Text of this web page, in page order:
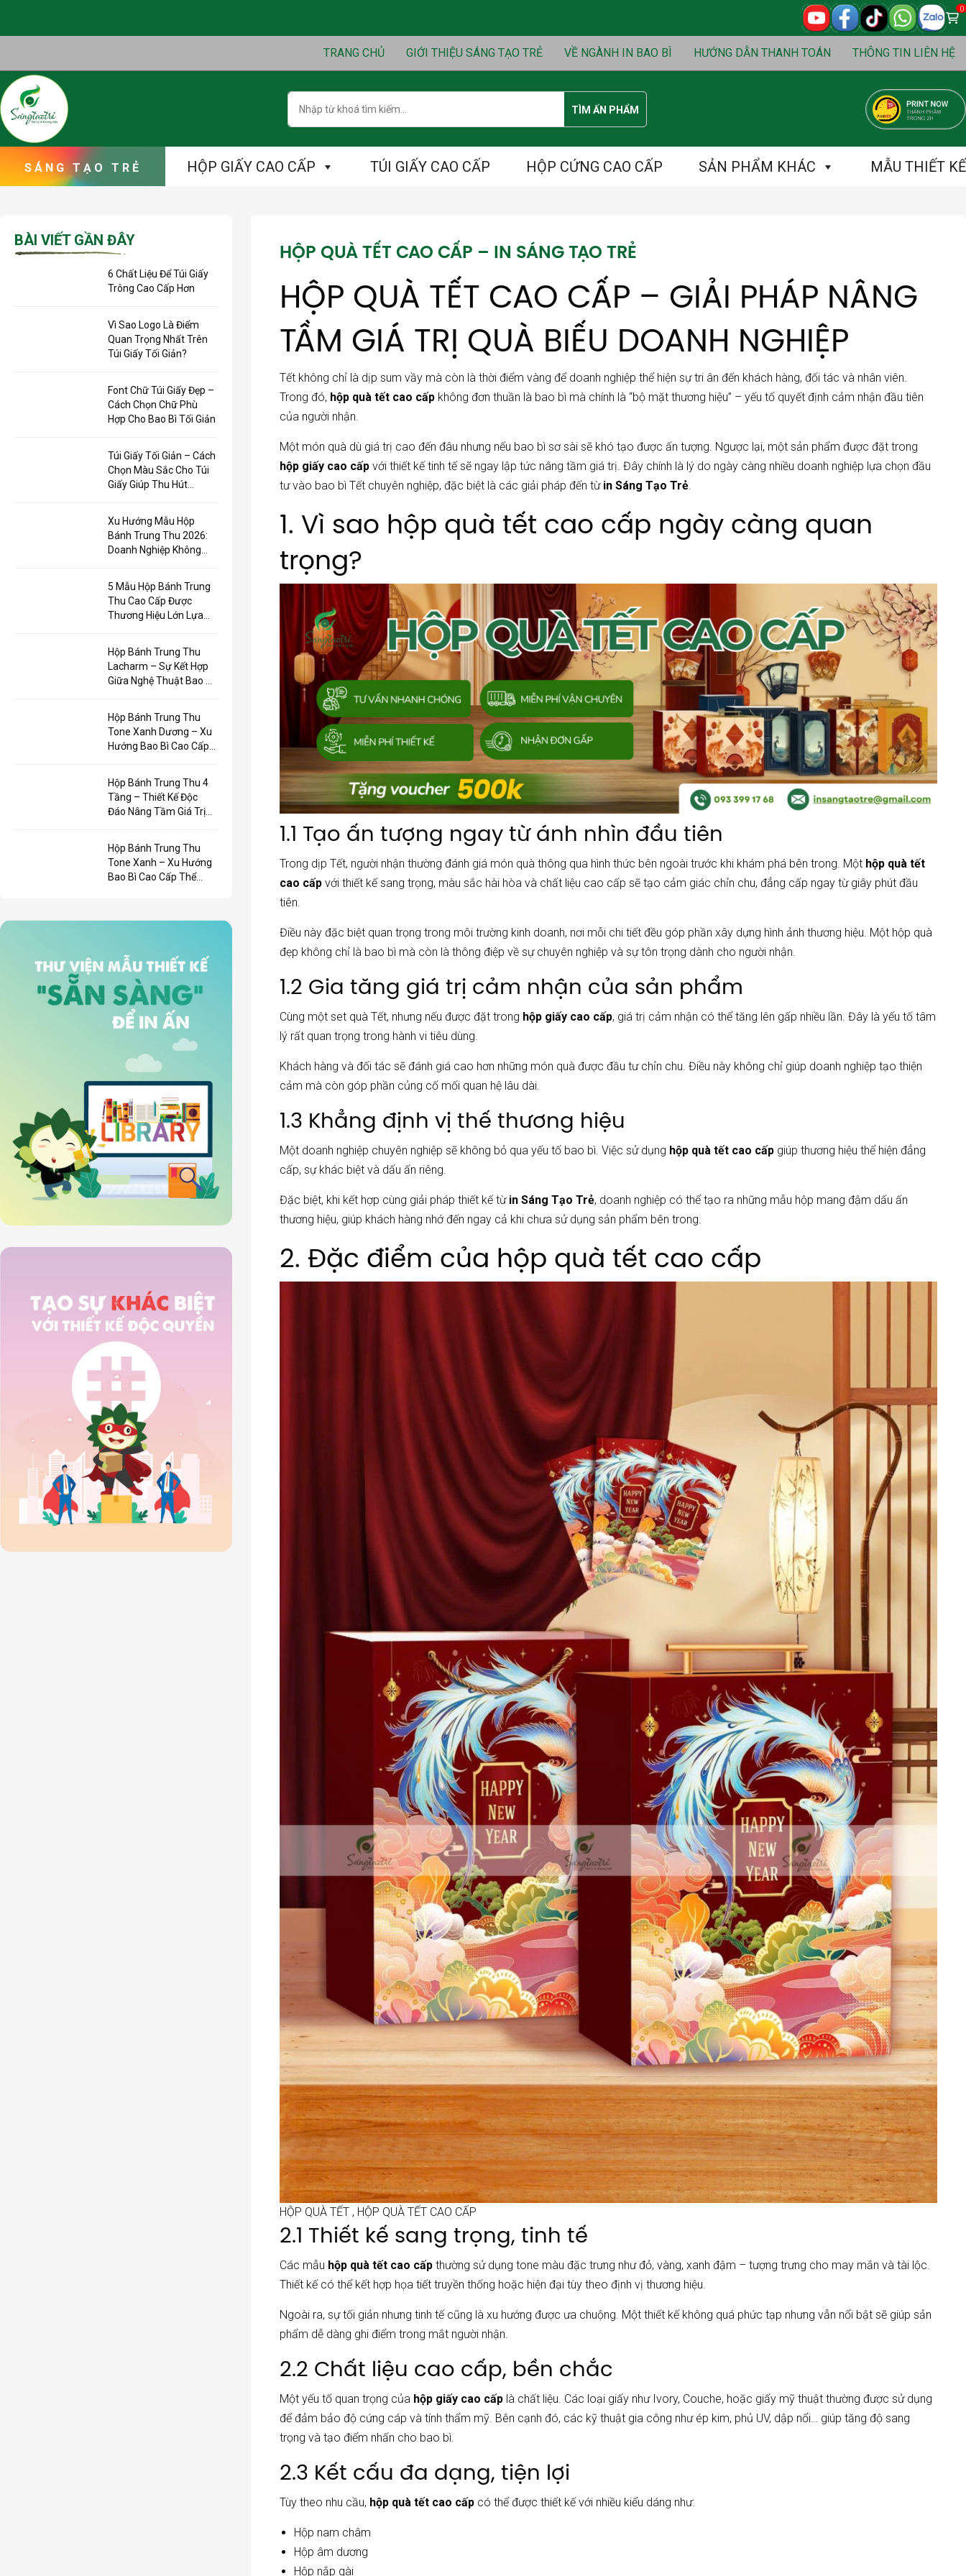
Cart
0₫
0
TRANG CHỦ GIỚI THIỆU SÁNG TẠO TRẺ VỀ NGÀNH IN BAO BÌ HƯỚNG DẪN THANH TOÁN THÔNG TIN LIÊN HỆ
TÌM ẤN PHẨM
HỘP GIẤY CAO CẤP TÚI GIẤY CAO CẤP HỘP CỨNG CAO CẤP SẢN PHẨM KHÁC MẪU THIẾT KẾ
HỘP QUÀ TẾT CAO CẤP – IN SÁNG TẠO TRẺ
HỘP QUÀ TẾT CAO CẤP – GIẢI PHÁP NÂNG
TẦM GIÁ TRỊ QUÀ BIẾU DOANH NGHIỆP
Tết không chỉ là dịp sum vầy mà còn là thời điểm vàng để doanh nghiệp thể hiện sự tri ân đến khách hàng, đối tác và nhân viên.
Trong đó, hộp quà tết cao cấp không đơn thuần là bao bì mà chính là “bộ mặt thương hiệu” – yếu tố quyết định cảm nhận đầu tiên
của người nhận.
Một món quà dù giá trị cao đến đâu nhưng nếu bao bì sơ sài sẽ khó tạo được ấn tượng. Ngược lại, một sản phẩm được đặt trong
hộp giấy cao cấp với thiết kế tinh tế sẽ ngay lập tức nâng tầm giá trị. Đây chính là lý do ngày càng nhiều doanh nghiệp lựa chọn đầu
tư vào bao bì Tết chuyên nghiệp, đặc biệt là các giải pháp đến từ in Sáng Tạo Trẻ.
1. Vì sao hộp quà tết cao cấp ngày càng quan
trọng?
1.1 Tạo ấn tượng ngay từ ánh nhìn đầu tiên
Trong dịp Tết, người nhận thường đánh giá món quà thông qua hình thức bên ngoài trước khi khám phá bên trong. Một hộp quà tết
cao cấp với thiết kế sang trọng, màu sắc hài hòa và chất liệu cao cấp sẽ tạo cảm giác chỉn chu, đẳng cấp ngay từ giây phút đầu
tiên.
Điều này đặc biệt quan trọng trong môi trường kinh doanh, nơi mỗi chi tiết đều góp phần xây dựng hình ảnh thương hiệu. Một hộp quà
đẹp không chỉ là bao bì mà còn là thông điệp về sự chuyên nghiệp và sự tôn trọng dành cho người nhận.
1.2 Gia tăng giá trị cảm nhận của sản phẩm
Cùng một set quà Tết, nhưng nếu được đặt trong hộp giấy cao cấp, giá trị cảm nhận có thể tăng lên gấp nhiều lần. Đây là yếu tố tâm
lý rất quan trọng trong hành vi tiêu dùng.
Khách hàng và đối tác sẽ đánh giá cao hơn những món quà được đầu tư chỉn chu. Điều này không chỉ giúp doanh nghiệp tạo thiện
cảm mà còn góp phần củng cố mối quan hệ lâu dài.
1.3 Khẳng định vị thế thương hiệu
Một doanh nghiệp chuyên nghiệp sẽ không bỏ qua yếu tố bao bì. Việc sử dụng hộp quà tết cao cấp giúp thương hiệu thể hiện đẳng
cấp, sự khác biệt và dấu ấn riêng.
Đặc biệt, khi kết hợp cùng giải pháp thiết kế từ in Sáng Tạo Trẻ, doanh nghiệp có thể tạo ra những mẫu hộp mang đậm dấu ấn
thương hiệu, giúp khách hàng nhớ đến ngay cả khi chưa sử dụng sản phẩm bên trong.
2. Đặc điểm của hộp quà tết cao cấp
HỘP QUÀ TẾT , HỘP QUÀ TẾT CAO CẤP
2.1 Thiết kế sang trọng, tinh tế
Các mẫu hộp quà tết cao cấp thường sử dụng tone màu đặc trưng như đỏ, vàng, xanh đậm – tượng trưng cho may mắn và tài lộc.
Thiết kế có thể kết hợp họa tiết truyền thống hoặc hiện đại tùy theo định vị thương hiệu.
Ngoài ra, sự tối giản nhưng tinh tế cũng là xu hướng được ưa chuộng. Một thiết kế không quá phức tạp nhưng vẫn nổi bật sẽ giúp sản
phẩm dễ dàng ghi điểm trong mắt người nhận.
2.2 Chất liệu cao cấp, bền chắc
Một yếu tố quan trọng của hộp giấy cao cấp là chất liệu. Các loại giấy như Ivory, Couche, hoặc giấy mỹ thuật thường được sử dụng
để đảm bảo độ cứng cáp và tính thẩm mỹ. Bên cạnh đó, các kỹ thuật gia công như ép kim, phủ UV, dập nổi… giúp tăng độ sang
trọng và tạo điểm nhấn cho bao bì.
2.3 Kết cấu đa dạng, tiện lợi
Tùy theo nhu cầu, hộp quà tết cao cấp có thể được thiết kế với nhiều kiểu dáng như:
Hộp nam châm
Hộp âm dương
Hộp nắp gài
BÀI VIẾT GẦN ĐÂY
6 Chất Liệu Để Túi Giấy
Trông Cao Cấp Hơn
Vì Sao Logo Là Điểm
Quan Trọng Nhất Trên
Túi Giấy Tối Giản?
Font Chữ Túi Giấy Đẹp –
Cách Chọn Chữ Phù
Hợp Cho Bao Bì Tối Giản
Túi Giấy Tối Giản – Cách
Chọn Màu Sắc Cho Túi
Giấy Giúp Thu Hút
Xu Hướng Mẫu Hộp
Bánh Trung Thu 2026:
Doanh Nghiệp Không
Tặng Trải Nghiệm
5 Mẫu Hộp Bánh Trung
Thu Cao Cấp Được
Thương Hiệu Lớn Lựa
Hộp Bánh Trung Thu
Lacharm – Sự Kết Hợp
Giữa Nghệ Thuật Bao Bì
Hộp Bánh Trung Thu
Tone Xanh Dương – Xu
Hướng Bao Bì Cao Cấp
Hộp Bánh Trung Thu 4
Tầng – Thiết Kế Độc
Đáo Nâng Tầm Giá Trị
Hộp Bánh Trung Thu
Tone Xanh – Xu Hướng
Bao Bì Cao Cấp Thể